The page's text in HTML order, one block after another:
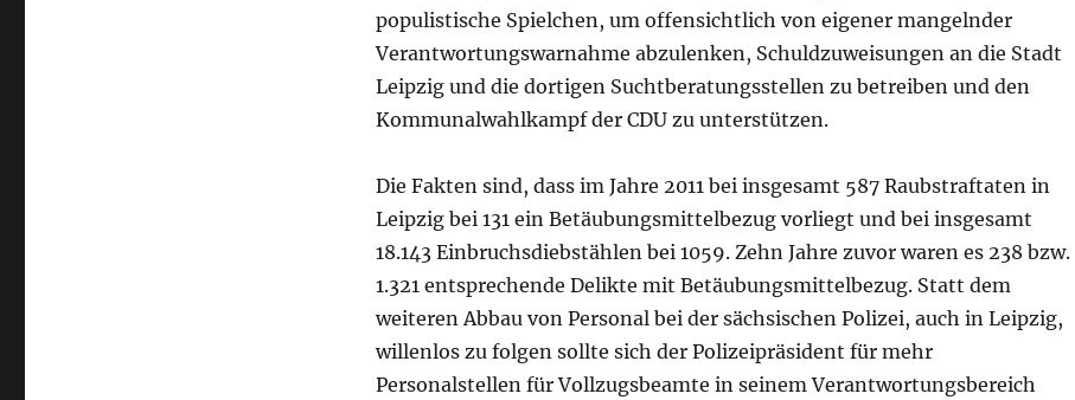
populistische Spielchen, um offensichtlich von eigener mangelnder
Verantwortungswarnahme abzulenken, Schuldzuweisungen an die Stadt
Leipzig und die dortigen Suchtberatungsstellen zu betreiben und den
Kommunalwahlkampf der CDU zu unterstützen.
Die Fakten sind, dass im Jahre 2011 bei insgesamt 587 Raubstraftaten in
Leipzig bei 131 ein Betäubungsmittelbezug vorliegt und bei insgesamt
18.143 Einbruchsdiebstählen bei 1059. Zehn Jahre zuvor waren es 238 bzw.
1.321 entsprechende Delikte mit Betäubungsmittelbezug. Statt dem
weiteren Abbau von Personal bei der sächsischen Polizei, auch in Leipzig,
willenlos zu folgen sollte sich der Polizeipräsident für mehr
Personalstellen für Vollzugsbeamte in seinem Verantwortungsbereich